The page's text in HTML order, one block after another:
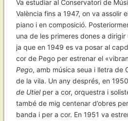
Va estudiar al Conservatori de
València fins a 1947, on va assolir
piano i en composició.
una de les primeres dones a
ja que en 1949 es va posar al
cor de Pego per estrenar el
Pego, amb música seua i lletra de
de la vila. Un any després, en
de Utielper a cor, orquestra i
també de mig centenar d’obres
banda i per a cor. En 1951 va